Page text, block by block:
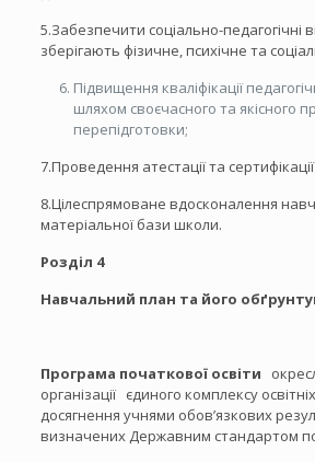
5.Забезпечити соціально-педагогічні
зберігають фізичне, психічне та
Підвищення кваліфікації
шляхом своєчасного та якісного
перепідготовки;
7.Проведення атестації та
8.Цілеспрямоване вдосконалення
матеріальної бази школи.
Розділ 4
Навчальний план та його
Програма початкової освіти
організації єдиного комплексу
досягнення учнями обов’язкових
визначених Державним стандартом